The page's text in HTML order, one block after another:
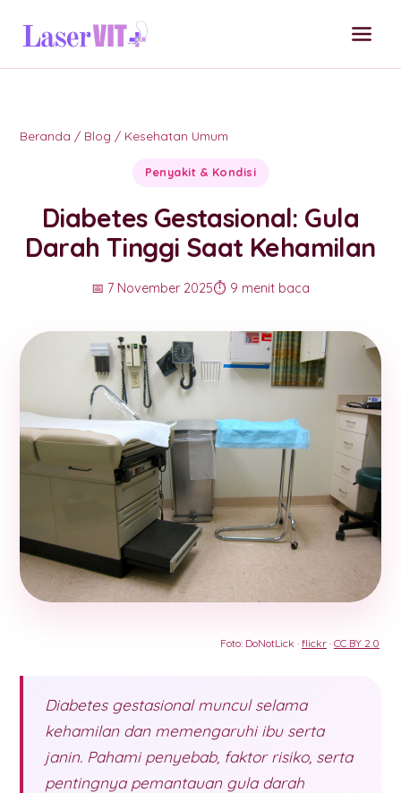
Beranda / Blog / Kesehatan Umum
Penyakit & Kondisi
Diabetes Gestasional: Gula
Darah Tinggi Saat Kehamilan
📅 7 November 2025⏱️ 9 menit baca
Foto: DoNotLick · flickr · CC BY 2.0
Diabetes gestasional muncul selama
kehamilan dan memengaruhi ibu serta
janin. Pahami penyebab, faktor risiko, serta
pentingnya pemantauan gula darah